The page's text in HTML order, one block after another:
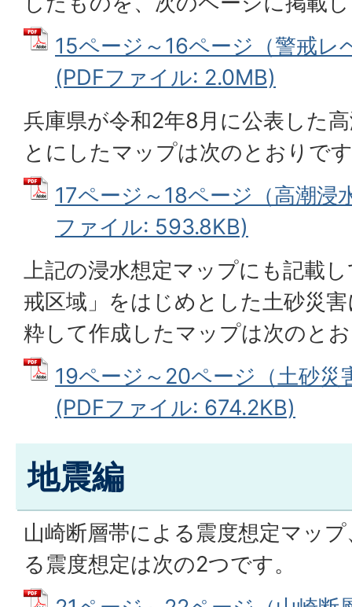
15ページ～16ページ（警戒レ
(PDFファイル: 2.0MB)
兵庫県が令和2年8月に公表した
とにしたマップは次のとおりで
17ページ～18ページ（高潮浸
ファイル: 593.8KB)
上記の浸水想定マップにも記載
戒区域」をはじめとした土砂災
粋して作成したマップは次のと
19ページ～20ページ（土砂災
(PDFファイル: 674.2KB)
地震編
山崎断層帯による震度想定マッ
る震度想定は次の2つです。